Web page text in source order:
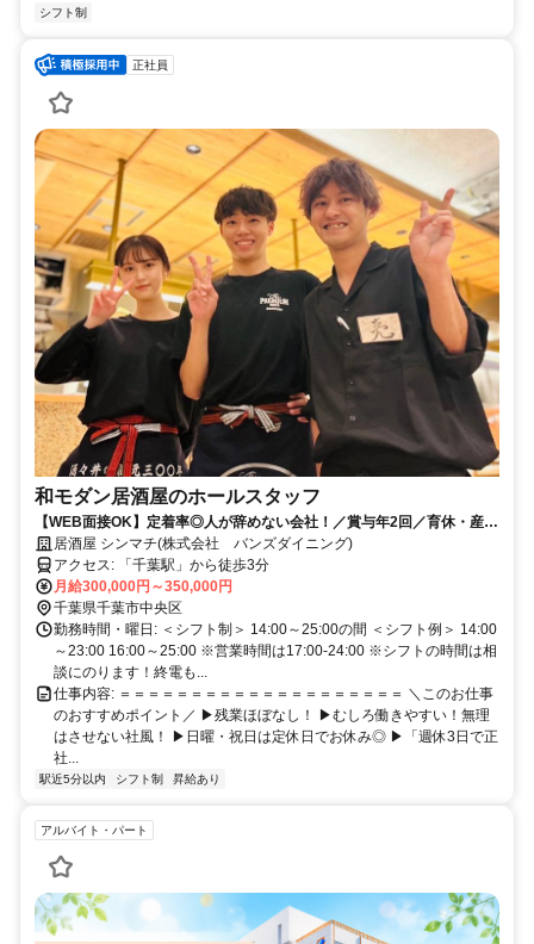
シフト制
正社員
和モダン居酒屋のホールスタッフ
【WEB面接OK】定着率◎人が辞めない会社！／賞与年2回／育休・産休
取得実績あり／家族手当や独立支援あり！／長期休暇あり
居酒屋 シンマチ(株式会社 バンズダイニング)
アクセス: 「千葉駅」から徒歩3分
月給300,000円～350,000円
千葉県千葉市中央区
勤務時間・曜日: ＜シフト制＞ 14:00～25:00の間 ＜シフト例＞ 14:00
～23:00 16:00～25:00 ※営業時間は17:00-24:00 ※シフトの時間は相
談にのります！終電も...
仕事内容: ＝＝＝＝＝＝＝＝＝＝＝＝＝＝＝＝＝＝＝＝ ＼このお仕事
のおすすめポイント／ ▶残業ほぼなし！ ▶むしろ働きやすい！無理
はさせない社風！ ▶日曜・祝日は定休日でお休み◎ ▶「週休3日で正
社...
駅近5分以内 シフト制 昇給あり
アルバイト・パート